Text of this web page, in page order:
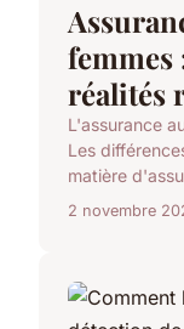
femmes
réalités
L'assurance
Les
matière
2 novembre